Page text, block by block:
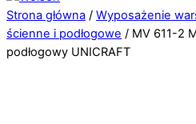
Strona główna / Wyposażenie
ścienne i podłogowe / MV 611-2
podłogowy UNICRAFT